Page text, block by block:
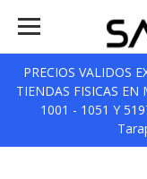
PRECIOS VALIDOS
TIENDAS FISICAS
1001 - 1051 Y